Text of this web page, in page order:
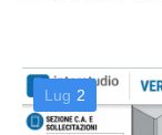
Lug 2